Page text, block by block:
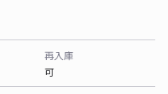
再入庫
可